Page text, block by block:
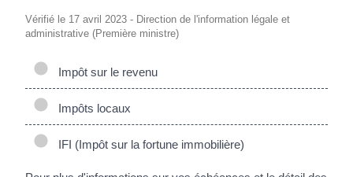
Vérifié le 17 avril 2023 - Direction de l'information légale et
administrative (Première ministre)
Impôt sur le revenu
Impôts locaux
IFI (Impôt sur la fortune immobilière)